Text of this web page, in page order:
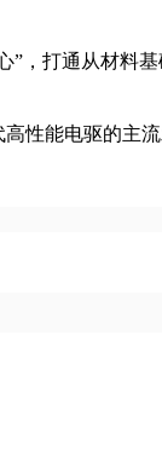
，打通从材料
性能电驱的主